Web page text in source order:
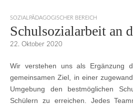
Martin-
SOZIALPÄDAGOGISCHER BEREICH
Schulsozialarbeit an
22. Oktober 2020
Wir verstehen uns als Ergänzung
gemeinsamen Ziel, in einer
Umgebung den bestmöglichen
Schülern zu erreichen. Jedes